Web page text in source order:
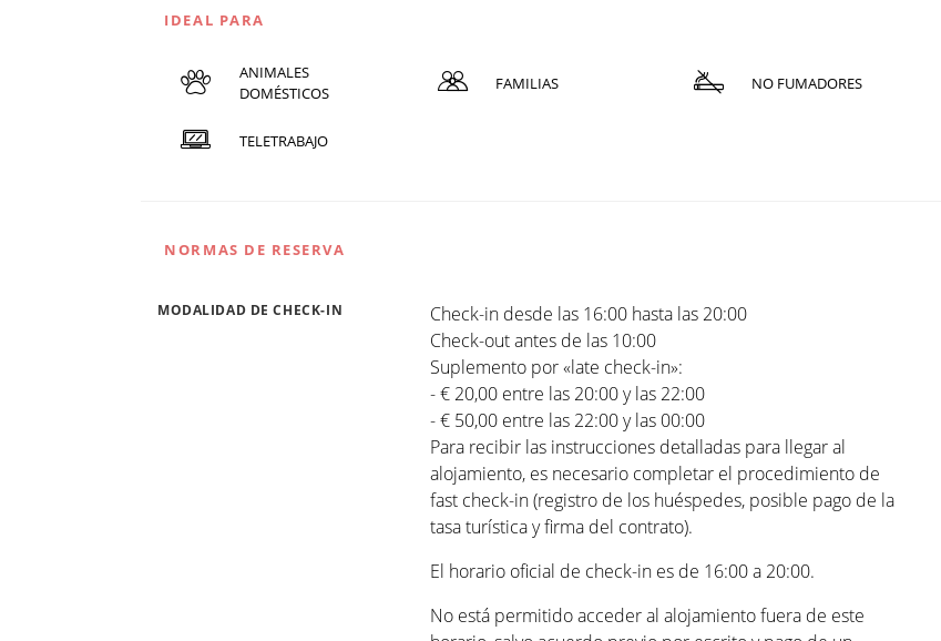
IDEAL PARA
ANIMALES
DOMÉSTICOS
FAMILIAS NO FUMADORES
TELETRABAJO
NORMAS DE RESERVA
MODALIDAD DE CHECK-IN
Check-in desde las 16:00 hasta las 20:00
Check-out antes de las 10:00
Suplemento por «late check-in»:
- € 20,00 entre las 20:00 y las 22:00
- € 50,00 entre las 22:00 y las 00:00
Para recibir las instrucciones detalladas para llegar al
alojamiento, es necesario completar el procedimiento de
fast check-in (registro de los huéspedes, posible pago de la
tasa turística y firma del contrato).
El horario oficial de check-in es de 16:00 a 20:00.
No está permitido acceder al alojamiento fuera de este